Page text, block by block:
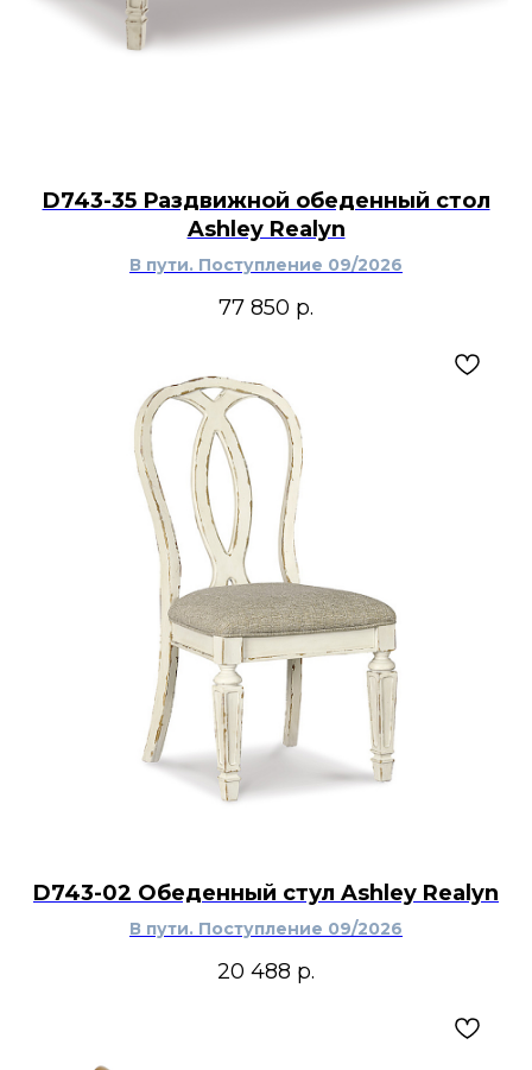
D743-35 Раздвижной обеденный стол
Ashley Realyn
В пути. Поступление 09/2026
77 850 р.
D743-02 Обеденный стул Ashley Realyn
В пути. Поступление 09/2026
20 488 р.